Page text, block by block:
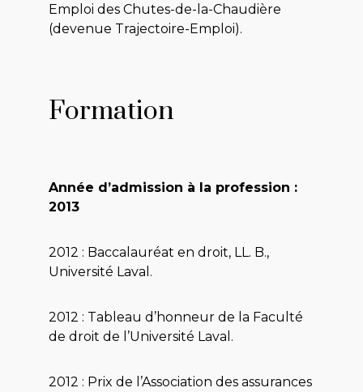
Emploi des Chutes-de-la-Chaudière
(devenue Trajectoire-Emploi).
Formation
Année d’admission à la profession :
2013
2012 : Baccalauréat en droit, LL. B.,
Université Laval.
2012 : Tableau d’honneur de la Faculté
de droit de l’Université Laval.
2012 : Prix de l’Association des assurances